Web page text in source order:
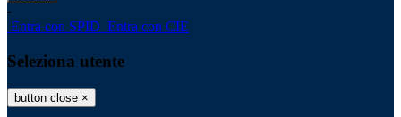
-
Entra con SPID Entra con CIE
Seleziona utente
button close ×